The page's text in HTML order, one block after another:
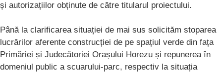
și autorizațiilor obținute de către titularul proiectului.
Până la clarificarea situației de mai sus solicităm stoparea
lucrărilor aferente construcției de pe spațiul verde din fața
Primăriei și Judecătoriei Orașului Horezu și repunerea în
domeniul public a scuarului-parc, respectiv la situația